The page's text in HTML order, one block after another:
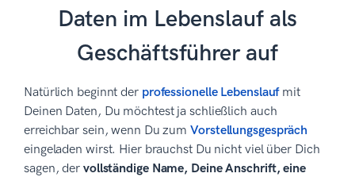
Daten im Lebenslauf als
Geschäftsführer auf
Natürlich beginnt der professionelle Lebenslaufmit
Deinen Daten, Du möchtest ja schließlich auch
erreichbar sein, wenn Du zumVorstellungsgespräch
eingeladen wirst. Hier brauchst Du nicht viel über Dich
sagen, der vollständige Name, Deine Anschrift, eine